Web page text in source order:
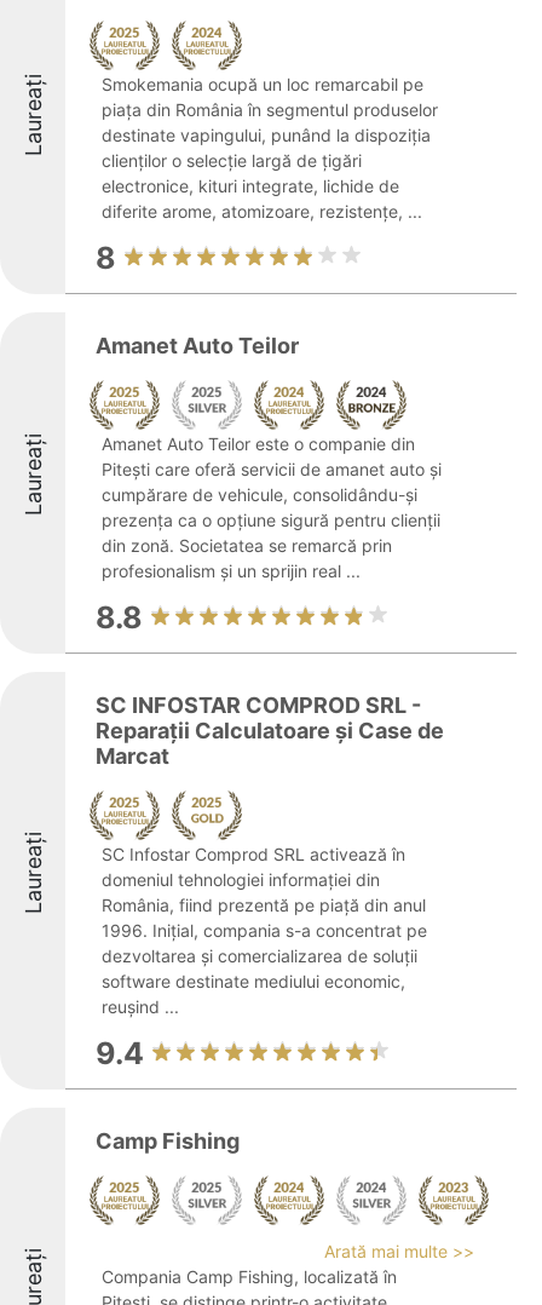
Laureați
Smokemania ocupă un loc remarcabil pe
piața din România în segmentul produselor
destinate vapingului, punând la dispoziția
clienților o selecție largă de țigări
electronice, kituri integrate, lichide de
diferite arome, atomizoare, rezistențe, ...
8
Laureați
Amanet Auto Teilor
Amanet Auto Teilor este o companie din
Pitești care oferă servicii de amanet auto și
cumpărare de vehicule, consolidându-și
prezența ca o opțiune sigură pentru clienții
din zonă. Societatea se remarcă prin
profesionalism și un sprijin real ...
8.8
Laureați
SC INFOSTAR COMPROD SRL -
Reparații Calculatoare și Case de
Marcat
SC Infostar Comprod SRL activează în
domeniul tehnologiei informației din
România, fiind prezentă pe piață din anul
1996. Inițial, compania s-a concentrat pe
dezvoltarea și comercializarea de soluții
software destinate mediului economic,
reușind ...
9.4
Camp Fishing
Arată mai multe >>
Compania Camp Fishing, localizată în